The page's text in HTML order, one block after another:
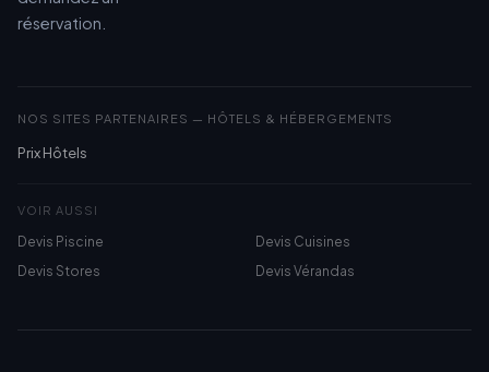
réservation.
NOS SITES PARTENAIRES — HÔTELS & HÉBERGEMENTS
Prix Hôtels
VOIR AUSSI
Devis Piscine
Devis Cuisines
Devis Stores
Devis Vérandas